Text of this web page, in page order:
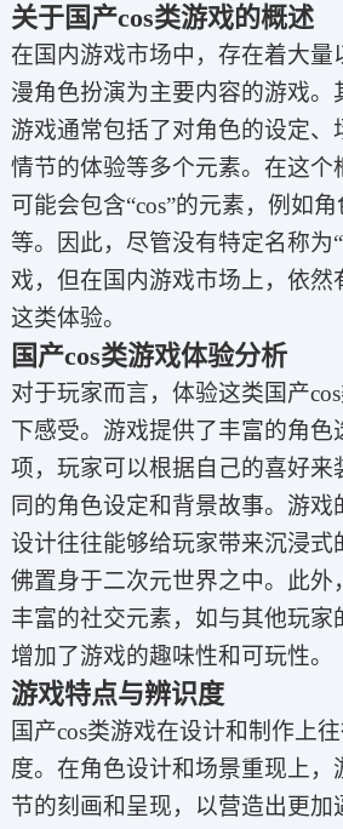
关于国产cos类游戏的概述
在国内游戏市场中，存在着大量
漫角色扮演为主要内容的游戏。
游戏通常包括了对角色的设定、
情节的体验等多个元素。在这个
可能会包含“cos”的元素，例如
等。因此，尽管没有特定名称为
戏，但在国内游戏市场上，依然
这类体验。
国产cos类游戏体验分析
对于玩家而言，体验这类国产
下感受。游戏提供了丰富的角色
项，玩家可以根据自己的喜好来
同的角色设定和背景故事。游戏
设计往往能够给玩家带来沉浸式
佛置身于二次元世界之中。此外
丰富的社交元素，如与其他玩家
增加了游戏的趣味性和可玩性。
游戏特点与辨识度
国产cos类游戏在设计和制作上
度。在角色设计和场景重现上，
节的刻画和呈现，以营造出更加